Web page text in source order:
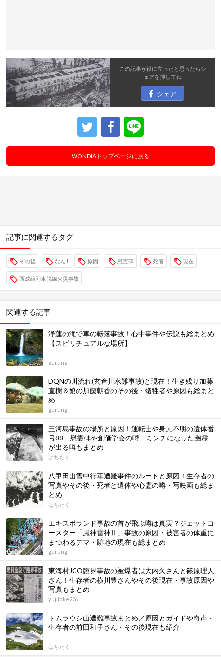
この記事が役に立ったと思ったらシ
ェアを押してね
シェア
WONDIAトップページに戻る
記事に関連するタグ
その後 なんJ 原因 慰霊碑 死者 現在
西成線列車脱線火災事故
関連する記事
浄蓮の滝で車の転落事故！心中事件や伝説も総まとめ
【スピリチュアルな場所】
gurung
DQNの川流れ(玄倉川水難事故)と現在！生き残り加藤
直樹＆娘の加藤朝香のその後・犠牲者や原因も総まと
め
gurung
三河島事故の場所と原因！運転士や身元不明の遺体番
号88・慰霊碑や創価学会の噂・ミンチになった幽霊
が出る噂もまとめ
はちたく
八甲田山雪中行軍遭難事件のルートと原因！生存者の
写真やその後・死者と遺体や心霊の噂・写映画も総ま
とめ
はちたく
エキスポランド事故の首が飛ぶ噂は真実？ジェットコ
ースター「風神雷神Ⅱ」事故の原因・被害者の体重に
まつわるデマ・跡地の現在も総まとめ
gurung
東海村JCO臨界事故の被爆者は大内久さんと篠原理人
さん！生存者の横川豊さんやその後現在・事故原因や
写真もまとめ
yujitake226
トムラウシ山遭難事故まとめ／原因とガイドや奇声・
生存者の前田和子さん・その後現在も紹介
はちたく